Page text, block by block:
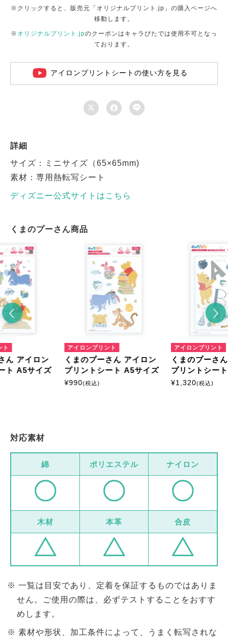
※クリックすると、販売元「オリジナルプリント.jp」の購入ページへ
移動します。
※ オリジナルプリント.jpのクーポンはキャラぴたでは使用不可となっ
ております。
アイロンプリントシートの使い方を見る
  
詳細
サイズ：ミニサイズ（65×65mm)
素材：専用熱転写シート
ディズニー公式サイトはこちら
くまのプーさん商品
ト
ん アイロン
ト A5サイズ
アイロンプリント
くまのプーさん アイロン
プリントシート A5サイズ
¥990(税込)
アイロンプリント
くまのプーさ
プリントシー
¥1,320(税込)
対応素材
綿 ポリエステル ナイロン
木材 本革 合皮
一覧は目安であり、定着を保証するものではありま
せん。ご使用の際は、必ずテストすることをおすす
めします。
素材や形状、加工条件によって、うまく転写されな